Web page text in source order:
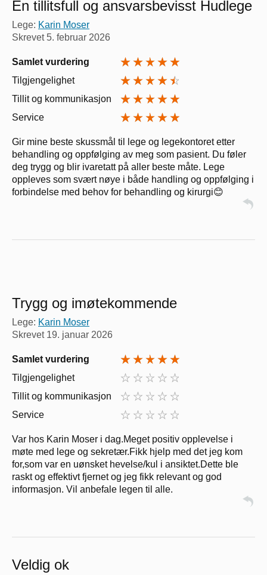
En tillitsfull og ansvarsbevisst Hudlege
Lege: Karin Moser
Skrevet 5. februar 2026
Samlet vurdering
Tilgjengelighet
Tillit og kommunikasjon
Service
Gir mine beste skussmål til lege og legekontoret etter
behandling og oppfølging av meg som pasient. Du føler
deg trygg og blir ivaretatt på aller beste måte. Lege
oppleves som svært nøye i både handling og oppfølging i
forbindelse med behov for behandling og kirurgi😊
Trygg og imøtekommende
Lege: Karin Moser
Skrevet 19. januar 2026
Samlet vurdering
Tilgjengelighet
Tillit og kommunikasjon
Service
Var hos Karin Moser i dag.Meget positiv opplevelse i
møte med lege og sekretær.Fikk hjelp med det jeg kom
for,som var en uønsket hevelse/kul i ansiktet.Dette ble
raskt og effektivt fjernet og jeg fikk relevant og god
informasjon. Vil anbefale legen til alle.
Veldig ok